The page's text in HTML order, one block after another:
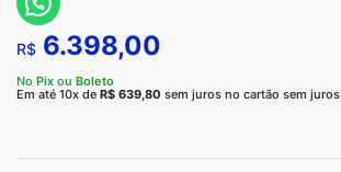
R$ 6.398,00
No Pix ou Boleto
Em até 10x de R$ 639,80 sem juros no cartão sem juros